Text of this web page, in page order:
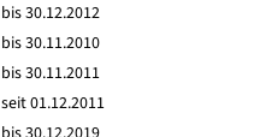
bis 30.12.2012
bis 30.11.2010
bis 30.11.2011
seit 01.12.2011